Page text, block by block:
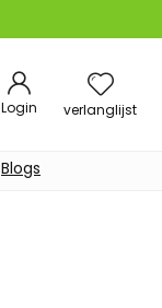
Login verlanglijst
Blogs